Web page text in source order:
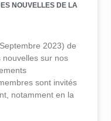
NOUVELLES DE LA
2023) de
nouvelles sur nos
sont invités
notamment en la